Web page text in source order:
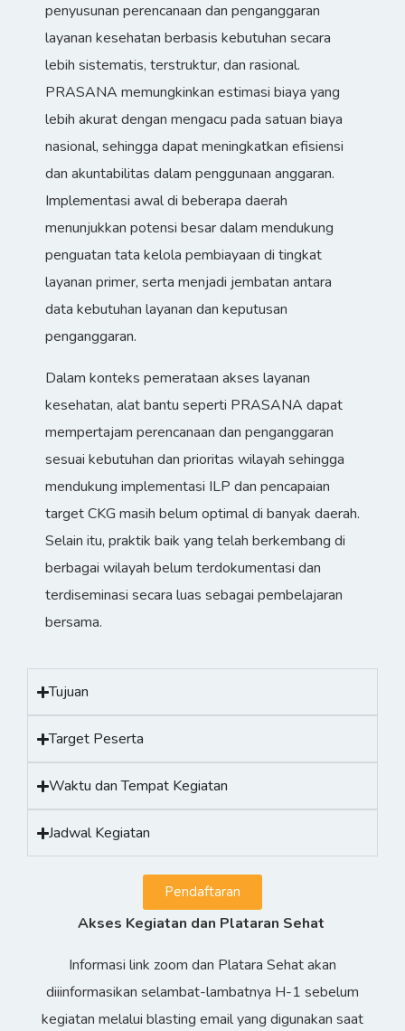
penyusunan perencanaan dan penganggaran
layanan kesehatan berbasis kebutuhan secara
lebih sistematis, terstruktur, dan rasional.
PRASANA memungkinkan estimasi biaya yang
lebih akurat dengan mengacu pada satuan biaya
nasional, sehingga dapat meningkatkan efisiensi
dan akuntabilitas dalam penggunaan anggaran.
Implementasi awal di beberapa daerah
menunjukkan potensi besar dalam mendukung
penguatan tata kelola pembiayaan di tingkat
layanan primer, serta menjadi jembatan antara
data kebutuhan layanan dan keputusan
penganggaran.
Dalam konteks pemerataan akses layanan
kesehatan, alat bantu seperti PRASANA dapat
mempertajam perencanaan dan penganggaran
sesuai kebutuhan dan prioritas wilayah sehingga
mendukung implementasi ILP dan pencapaian
target CKG masih belum optimal di banyak daerah.
Selain itu, praktik baik yang telah berkembang di
berbagai wilayah belum terdokumentasi dan
terdiseminasi secara luas sebagai pembelajaran
bersama.
Tujuan
Target Peserta
Waktu dan Tempat Kegiatan
Jadwal Kegiatan
Pendaftaran
Akses Kegiatan dan Plataran Sehat
Informasi link zoom dan Platara Sehat akan
diiinformasikan selambat-lambatnya H-1 sebelum
kegiatan melalui blasting email yang digunakan saat